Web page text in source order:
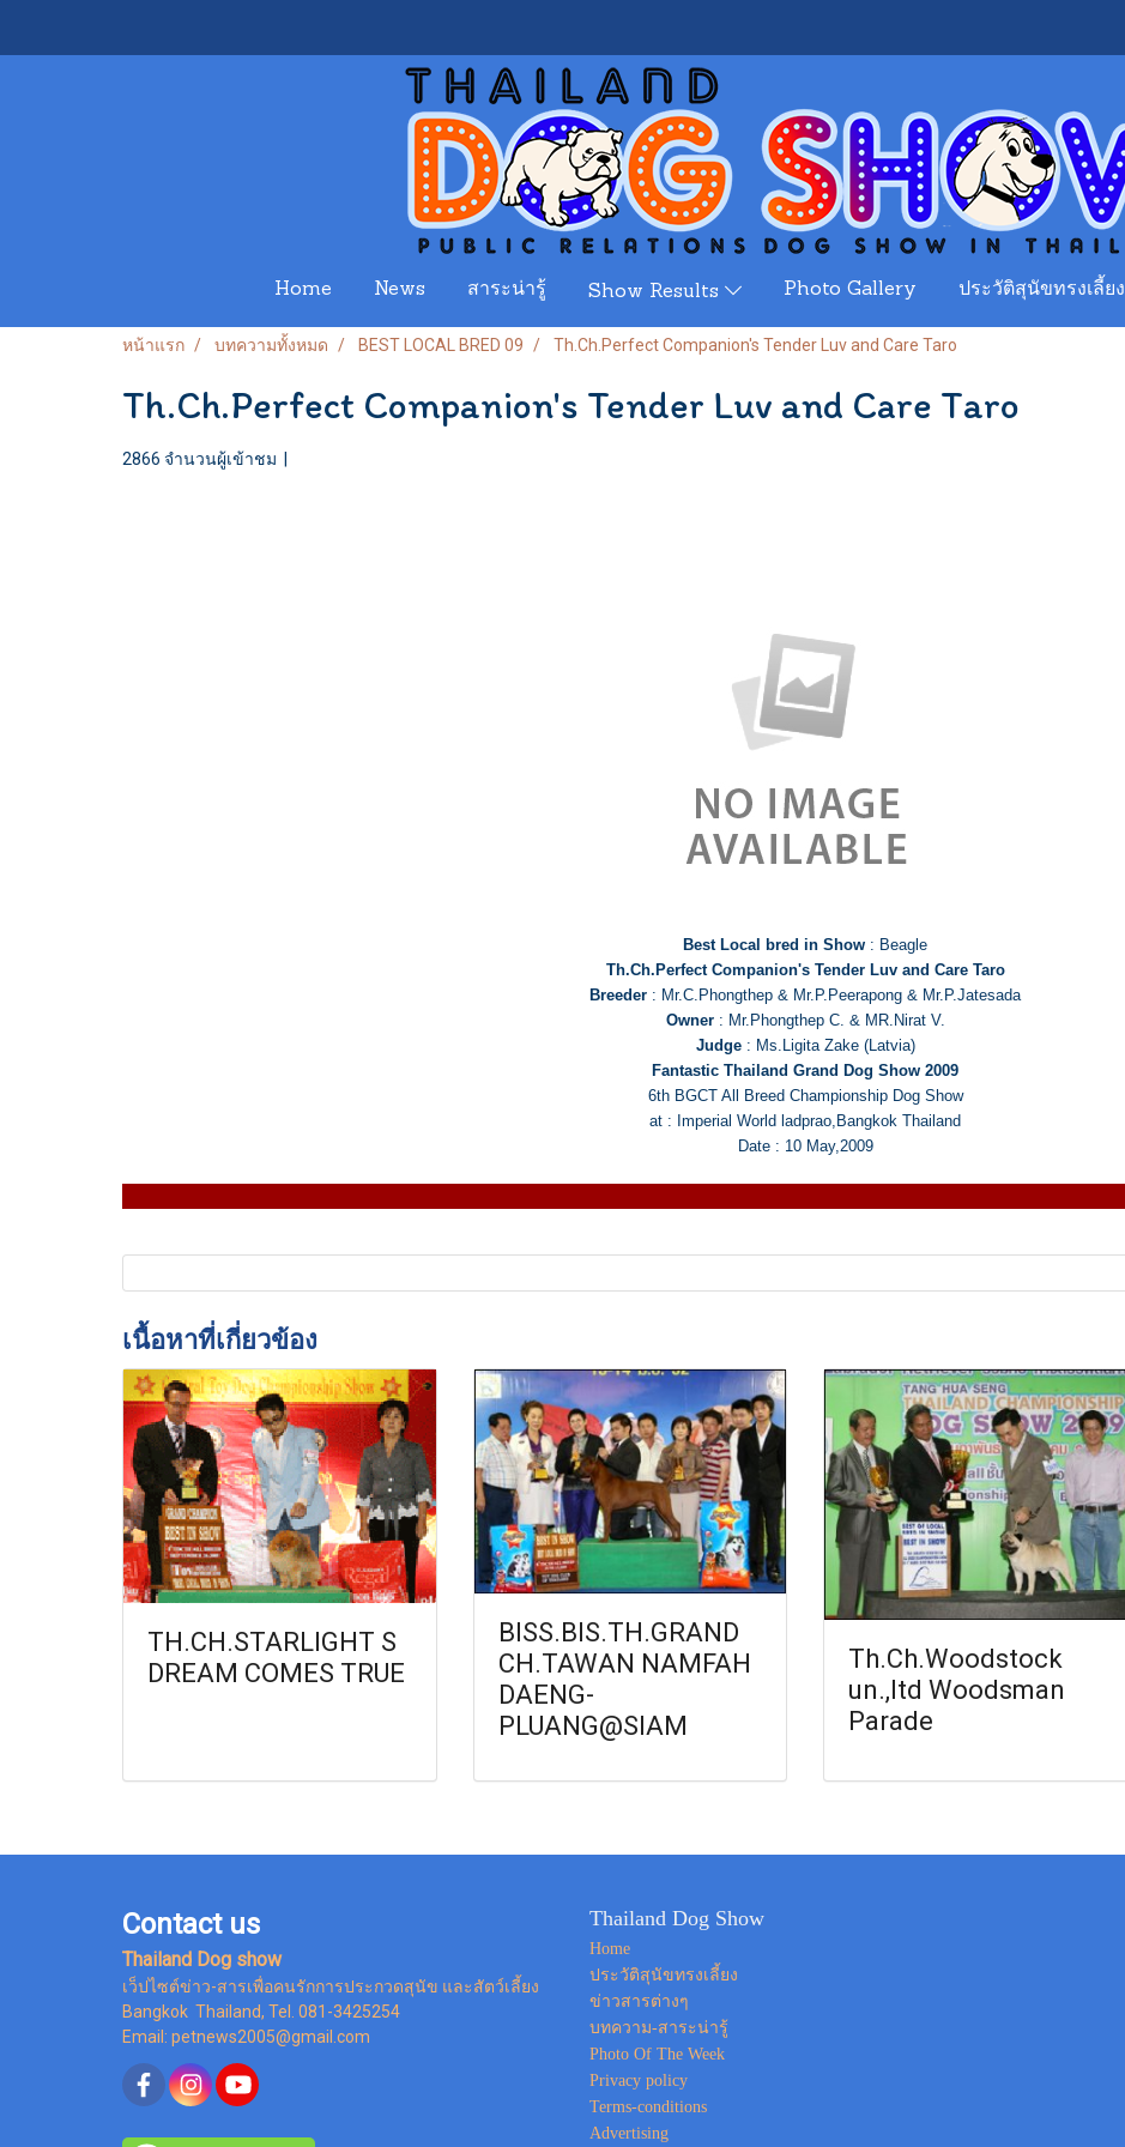
Home News สาระน่ารู้ Show Results Photo Gallery ประวัติสุนัขทรงเลี้ยง
หน้าแรก บทความทั้งหมด BEST LOCAL BRED 09 Th.Ch.Perfect Companion's Tender Luv and Care Taro
Th.Ch.Perfect Companion's Tender Luv and Care Taro
2866 จำนวนผู้เข้าชม |
Best Local bred in Show : Beagle
Th.Ch.Perfect Companion's Tender Luv and Care Taro
Breeder : Mr.C.Phongthep & Mr.P.Peerapong & Mr.P.Jatesada
Owner : Mr.Phongthep C. & MR.Nirat V.
Judge : Ms.Ligita Zake (Latvia)
Fantastic Thailand Grand Dog Show 2009
6th BGCT All Breed Championship Dog Show
at : Imperial World ladprao,Bangkok Thailand
Date : 10 May,2009
เนื้อหาที่เกี่ยวข้อง
TH.CH.STARLIGHT S
DREAM COMES TRUE
BISS.BIS.TH.GRAND
CH.TAWAN NAMFAH
DAENG-
PLUANG@SIAM
Th.Ch.Woodstock
un.,ltd Woodsman
Parade
Contact us
Thailand Dog show
เว็ปไซต์ข่าว-สารเพื่อคนรักการประกวดสุนัข และสัตว์เลี้ยง
Bangkok Thailand, Tel. 081-3425254
Email: petnews2005@gmail.com
Thailand Dog Show
Home
ประวัติสุนัขทรงเลี้ยง
ข่าวสารต่างๆ
บทความ-สาระน่ารู้
Photo Of The Week
Privacy policy
Terms-conditions
Advertising